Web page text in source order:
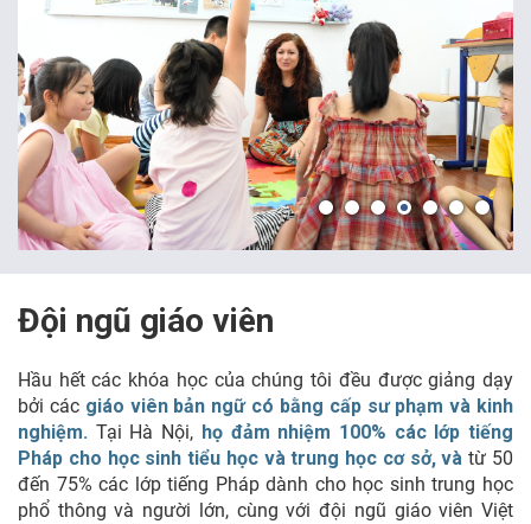
Đội ngũ giáo viên
Hầu hết các khóa học của chúng tôi đều được giảng dạy
bởi các giáo viên bản ngữ có bằng cấp sư phạm và kinh
nghiệm. Tại Hà Nội, họ đảm nhiệm 100% các lớp tiếng
Pháp cho học sinh tiểu học và trung học cơ sở, vàtừ 50
đến 75% các lớp tiếng Pháp dành cho học sinh trung học
phổ thông và người lớn, cùng với đội ngũ giáo viên Việt